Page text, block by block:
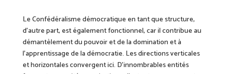
Le Confédéralisme démocratique en tant que structure,
d’autre part, est également fonctionnel, car il contribue au
démantèlement du pouvoir et de la domination et à
l’apprentissage de la démocratie. Les directions verticales
et horizontales convergent ici. D’innombrables entités